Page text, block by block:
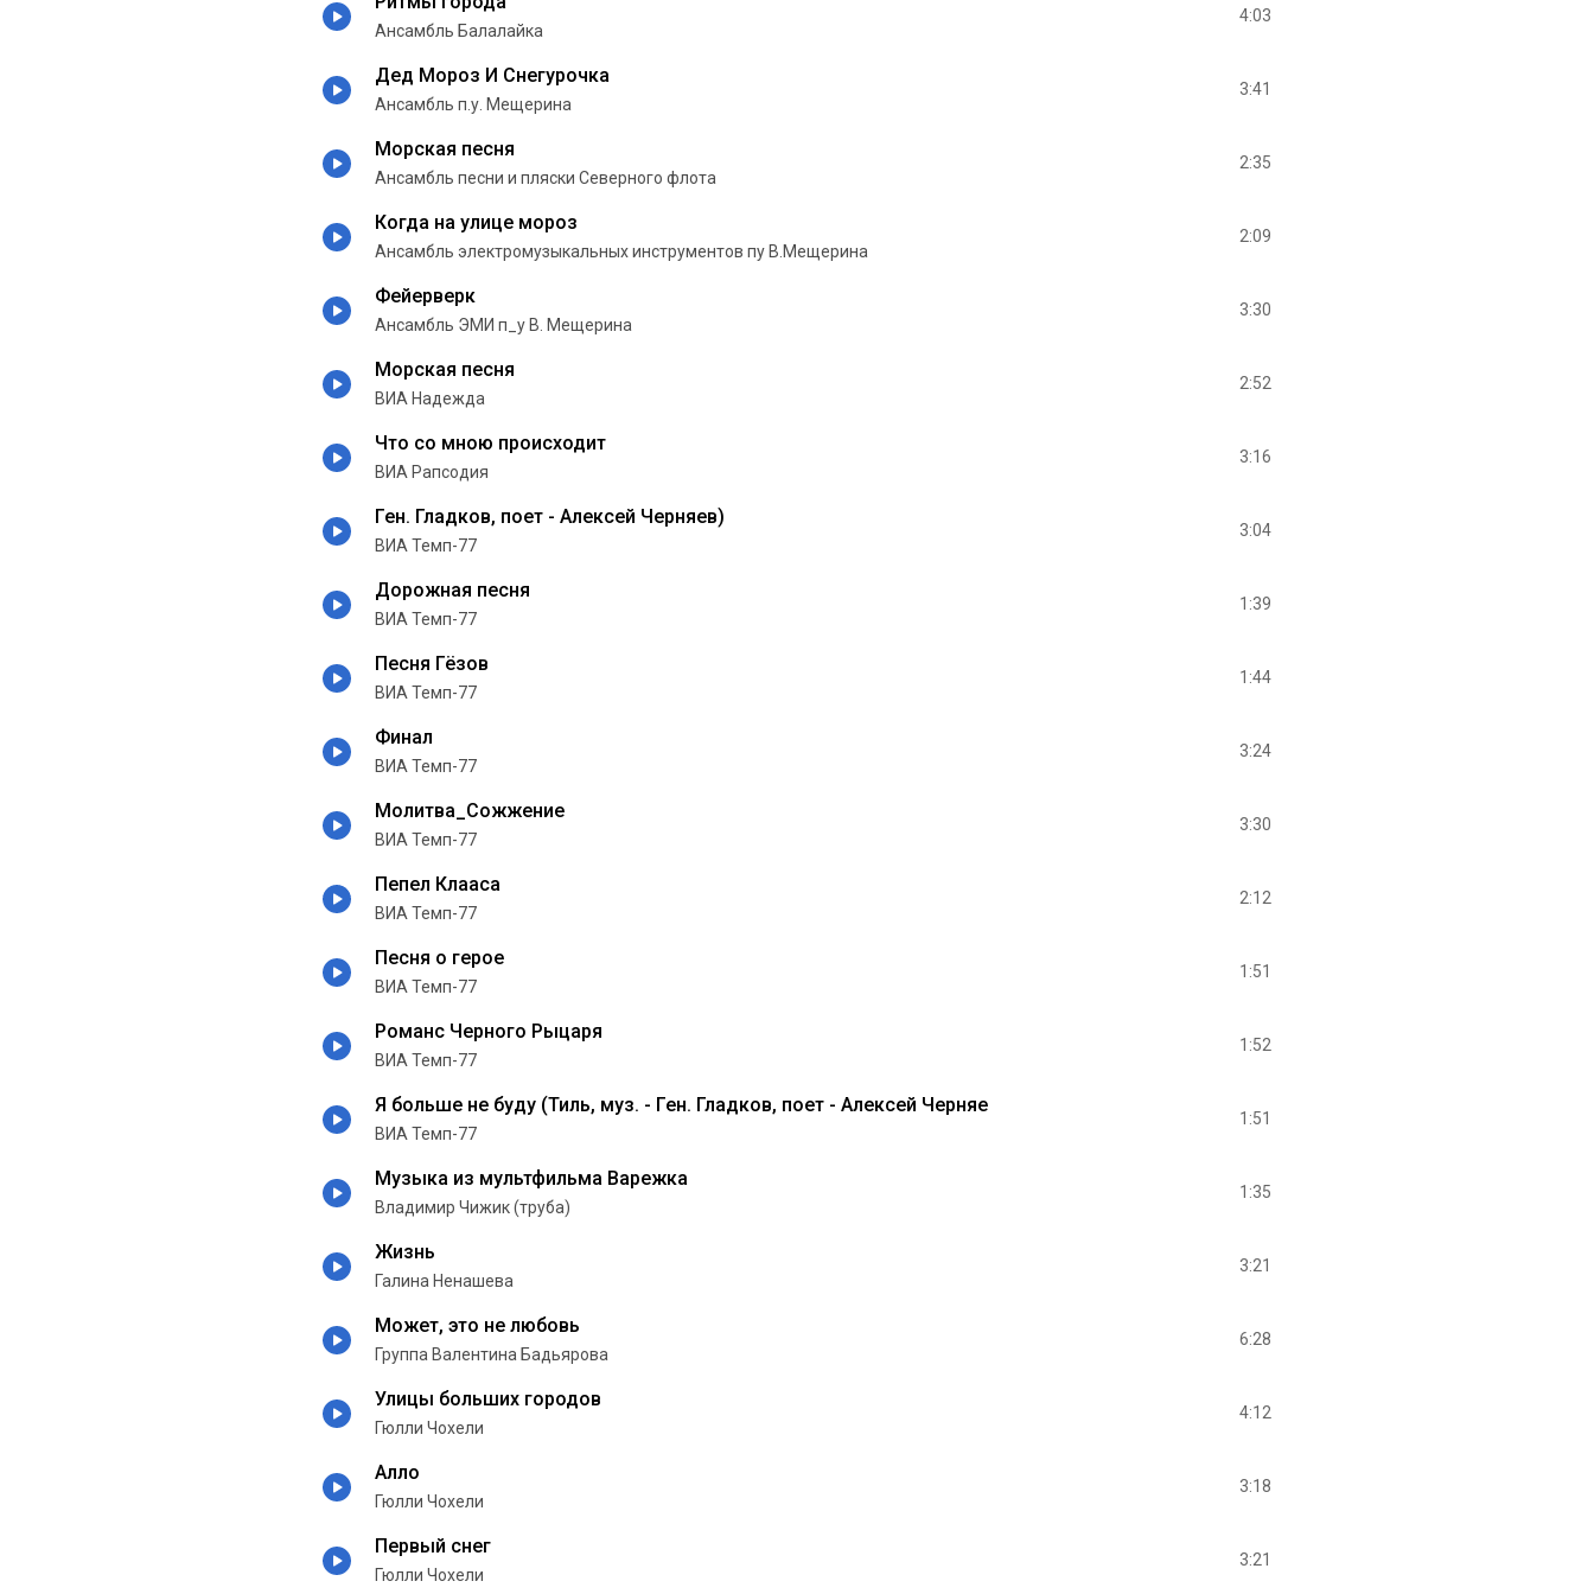
Ансамбль Балалайка
4:03
Дед Мороз И Снегурочка
Ансамбль п.у. Мещерина
3:41
Морская песня
Ансамбль песни и пляски Северного флота
2:35
Когда на улице мороз
Ансамбль электромузыкальных инструментов пу В.Мещерина
2:09
Фейерверк
Ансамбль ЭМИ п_у В. Мещерина
3:30
Морская песня
ВИА Надежда
2:52
Что со мною происходит
ВИА Рапсодия
3:16
Ген. Гладков, поет - Алексей Черняев)
ВИА Темп-77
3:04
Дорожная песня
ВИА Темп-77
1:39
Песня Гёзов
ВИА Темп-77
1:44
Финал
ВИА Темп-77
3:24
Молитва_Сожжение
ВИА Темп-77
3:30
Пепел Клааса
ВИА Темп-77
2:12
Песня о герое
ВИА Темп-77
1:51
Романс Черного Рыцаря
ВИА Темп-77
1:52
Я больше не буду (Тиль, муз. - Ген. Гладков, поет - Алексей Черняе
ВИА Темп-77
1:51
Музыка из мультфильма Варежка
Владимир Чижик (труба)
1:35
Жизнь
Галина Ненашева
3:21
Может, это не любовь
Группа Валентина Бадьярова
6:28
Улицы больших городов
Гюлли Чохели
4:12
Алло
Гюлли Чохели
3:18
Первый снег
Гюлли Чохели
3:21